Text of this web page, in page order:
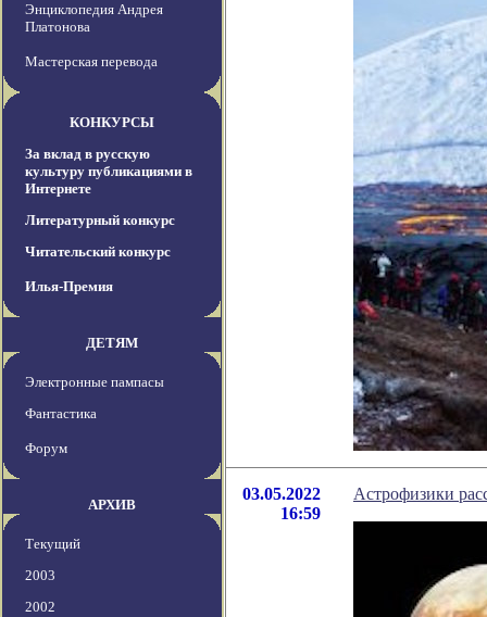
Энциклопедия Андрея
Платонова
Мастерская перевода
КОНКУРСЫ
За вклад в русскую
культуру публикациями в
Интернете
Литературный конкурс
Читательский конкурс
Илья-Премия
ДЕТЯМ
Электронные пампасы
Фантастика
Форум
АРХИВ
Текущий
2003
2002
03.05.2022
16:59
Астрофизики